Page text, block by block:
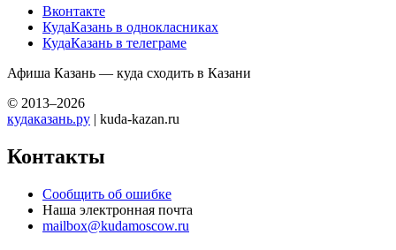
Вконтакте
КудаКазань в однокласниках
КудаКазань в телеграме
Афиша Казань — куда сходить в Казани
© 2013–2026
кудаказань.ру | kuda-kazan.ru
Контакты
Сообщить об ошибке
Наша электронная почта
mailbox@kudamoscow.ru